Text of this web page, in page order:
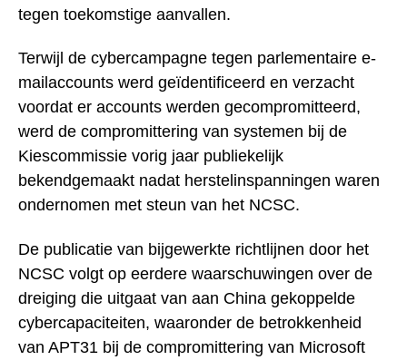
tegen toekomstige aanvallen.
Terwijl de cybercampagne tegen parlementaire e-
mailaccounts werd geïdentificeerd en verzacht
voordat er accounts werden gecompromitteerd,
werd de compromittering van systemen bij de
Kiescommissie vorig jaar publiekelijk
bekendgemaakt nadat herstelinspanningen waren
ondernomen met steun van het NCSC.
De publicatie van bijgewerkte richtlijnen door het
NCSC volgt op eerdere waarschuwingen over de
dreiging die uitgaat van aan China gekoppelde
cybercapaciteiten, waaronder de betrokkenheid
van APT31 bij de compromittering van Microsoft